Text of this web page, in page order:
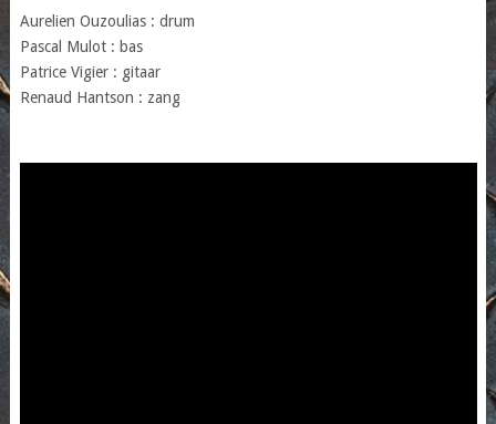
Aurelien Ouzoulias : drum
Pascal Mulot : bas
Patrice Vigier : gitaar
Renaud Hantson : zang